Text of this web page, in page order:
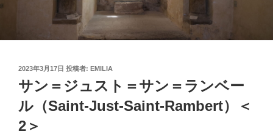
投
稿
日:
2023年3月17日 投稿者: EMILIA
サン＝ジュスト＝サン＝ランベー
ル（Saint-Just-Saint-Rambert）＜
2＞